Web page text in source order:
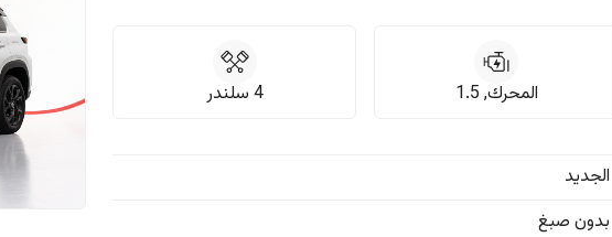
المحرك, 1.5 4 سلندر
الجديد
بدون صبغ